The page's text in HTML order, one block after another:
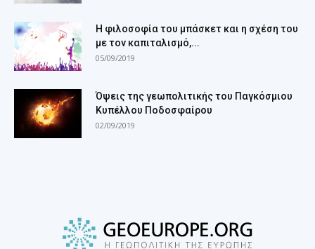
Η φιλοσοφία του μπάσκετ και η σχέση του
με τον καπιταλισμό,...
05/09/2019
Όψεις της γεωπολιτικής του Παγκόσμιου
Κυπέλλου Ποδοσφαίρου
02/09/2019